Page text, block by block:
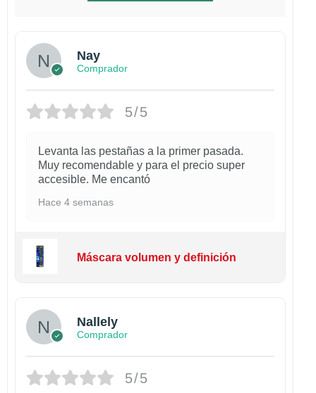
Nay
Comprador
5/5
Levanta las pestañas a la primer pasada.
Muy recomendable y para el precio super
accesible. Me encantó
Hace 4 semanas
Máscara volumen y definición
Nallely
Comprador
5/5